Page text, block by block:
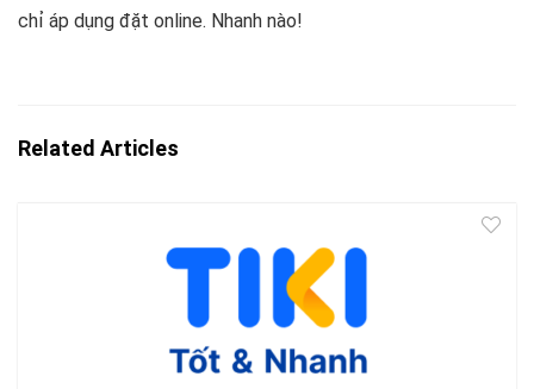
chỉ áp dụng đặt online. Nhanh nào!
Related Articles